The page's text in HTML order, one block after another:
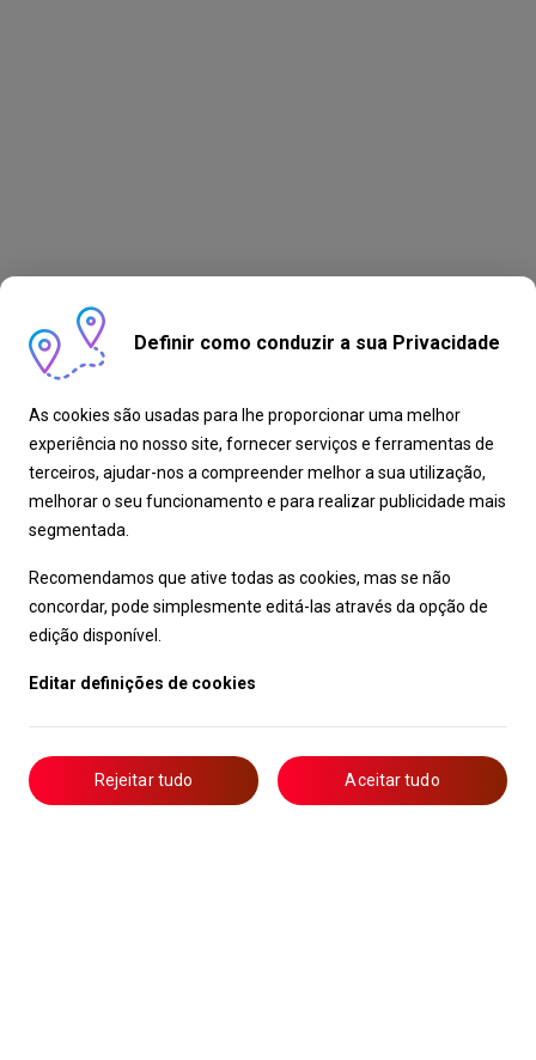
Definir como conduzir a sua Privacidade
As cookies são usadas para lhe proporcionar uma melhor
experiência no nosso site, fornecer serviços e ferramentas de
terceiros, ajudar-nos a compreender melhor a sua utilização,
melhorar o seu funcionamento e para realizar publicidade mais
segmentada.
Recomendamos que ative todas as cookies, mas se não
concordar, pode simplesmente editá-las através da opção de
edição disponível.
Editar definições de cookies
Rejeitar tudo Aceitar tudo